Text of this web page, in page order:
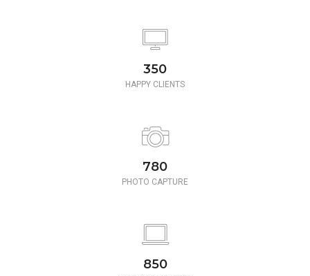
350
HAPPY CLIENTS
780
PHOTO CAPTURE
850